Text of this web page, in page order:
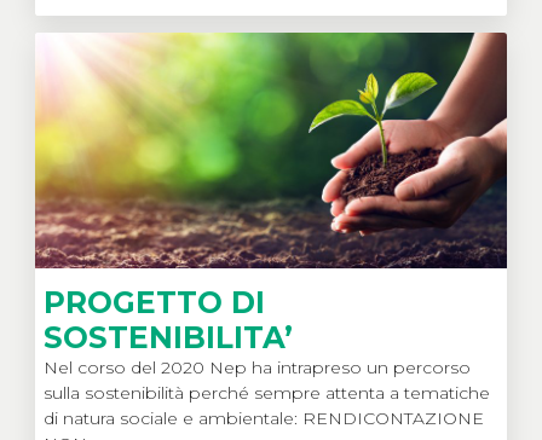
PROGETTO DI
SOSTENIBILITA’
Nel corso del 2020 Nep ha intrapreso un percorso
sulla sostenibilità perché sempre attenta a tematiche
di natura sociale e ambientale: RENDICONTAZIONE